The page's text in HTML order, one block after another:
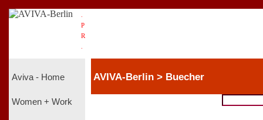
P
R
Aviva - Home
Women + Work
AVIVA-Berlin > Buecher